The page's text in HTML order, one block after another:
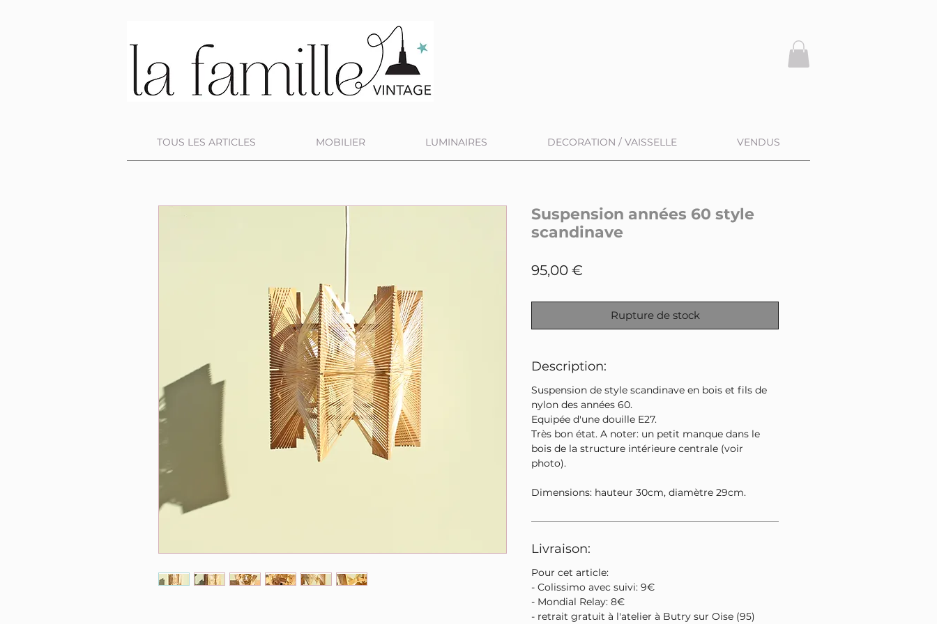
TOUS LES ARTICLES MOBILIER LUMINAIRES DECORATION / VAISSELLE VENDUS
Suspension années 60 style
scandinave
95,00 €
Rupture de stock
Description:
Suspension de style scandinave en bois et fils de
nylon des années 60.
Equipée d'une douille E27.
Très bon état. A noter: un petit manque dans le
bois de la structure intérieure centrale (voir
photo).
Dimensions: hauteur 30cm, diamètre 29cm.
Livraison:
Pour cet article:
- Colissimo avec suivi: 9€
- Mondial Relay: 8€
- retrait gratuit à l'atelier à Butry sur Oise (95)